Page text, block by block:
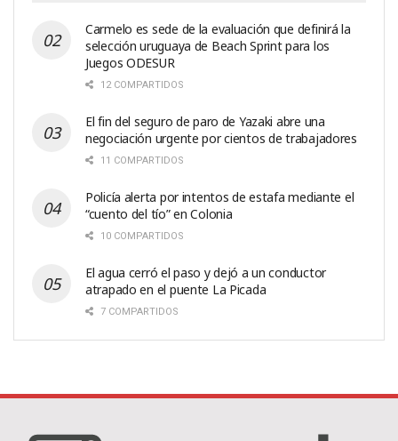
Carmelo es sede de la evaluación que definirá la
selección uruguaya de Beach Sprint para los
Juegos ODESUR
12 COMPARTIDOS
El fin del seguro de paro de Yazaki abre una
negociación urgente por cientos de trabajadores
11 COMPARTIDOS
Policía alerta por intentos de estafa mediante el
“cuento del tío” en Colonia
10 COMPARTIDOS
El agua cerró el paso y dejó a un conductor
atrapado en el puente La Picada
7 COMPARTIDOS